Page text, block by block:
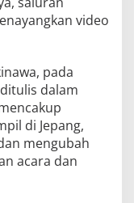
video
pada
dalam
di Jepang,
mengubah
acara dan